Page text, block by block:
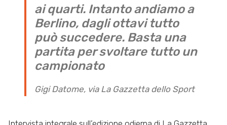
ai quarti. Intanto andiamo a
Berlino, dagli ottavi tutto
può succedere. Basta una
partita per svoltare tutto un
campionato
Gigi Datome, via La Gazzetta dello Sport